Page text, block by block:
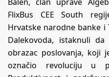
FlixBus CEE South
Hrvatske narodne banke i
Dalekovoda, istaknuli
obrazac poslovanja, koji
označio revoluciju u